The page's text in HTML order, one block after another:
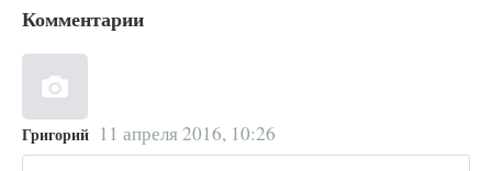
Комментарии
Григорий 11 апреля 2016, 10:26